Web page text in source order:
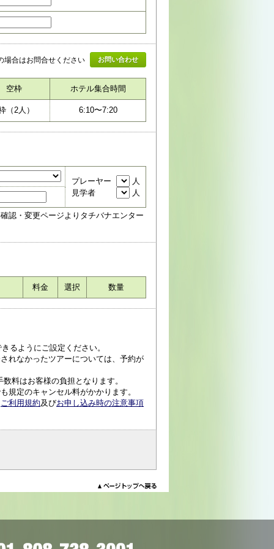
場合はお問合せください お問い合わせ
空枠 ホテル集合時間
（2人） 6:10〜7:20
プレーヤー
人
見学者
人
認・変更ページよりタチバナエンター
料金 選択 数量
るようにご設定ください。
れなかったツアーについては、予約が
料はお客様の負担となります。
規定のキャンセル料がかかります。
ご利用規約及びお申し込み時の注意事項